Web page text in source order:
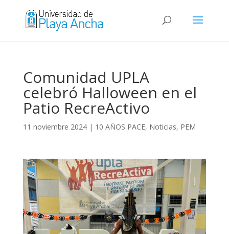
Comunidad UPLA
celebró Halloween en el
Patio RecreActivo
11 noviembre 2024| 10 AÑOS PACE, Noticias, PEM